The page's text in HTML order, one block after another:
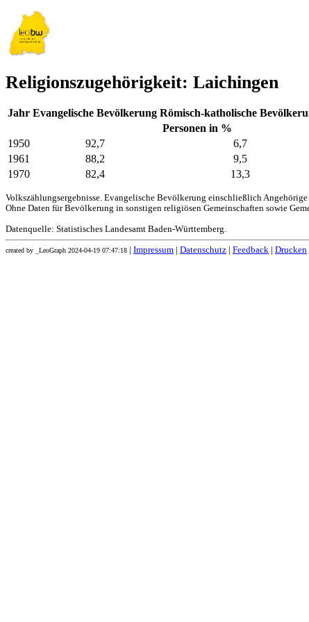
Religionszugehörigkeit: Laichingen
Jahr Evangelische Bevölkerung Römisch-katholische
Personen in %
1950
92,7 6,7
1961
88,2 9,5
1970
82,4 13,3
Volkszählungsergebnisse. Evangelische Bevölkerung einschließlich
Ohne Daten für Bevölkerung in sonstigen religiösen Gemeinschaften sowie
Datenquelle: Statistisches Landesamt Baden-Württemberg.
created by _LeoGraph 2024-04-19 07:47:18 Impressum Datenschutz Feedback Drucken